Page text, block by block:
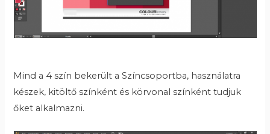
Mind a 4 szín bekerült a Színcsoportba, használatra
készek, kitöltő színként és körvonal színként tudjuk
őket alkalmazni.